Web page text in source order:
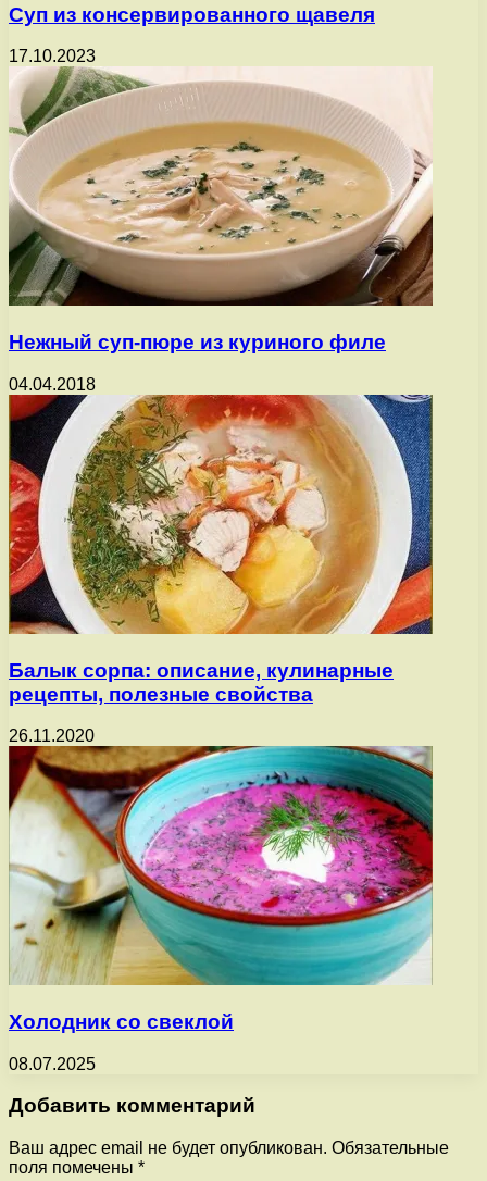
Суп из консервированного щавеля
17.10.2023
Нежный суп-пюре из куриного филе
04.04.2018
Балык сорпа: описание, кулинарные
рецепты, полезные свойства
26.11.2020
Холодник со свеклой
08.07.2025
Добавить комментарий
Ваш адрес email не будет опубликован. Обязательные
поля помечены *